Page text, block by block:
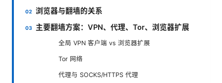
浏览器与翻墙的关系
主要翻墙方案：VPN、代理、Tor、浏览器扩展
全局 VPN 客户端 vs 浏览器扩展
Tor 网络
代理与 SOCKS/HTTPS 代理